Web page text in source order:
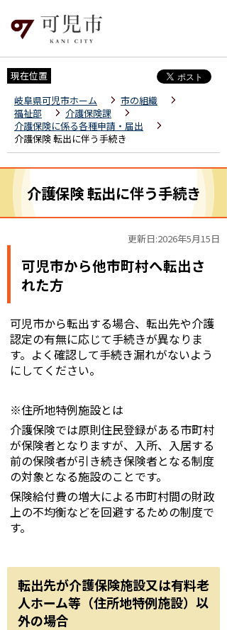
現在位置
岐阜県可児市ホーム
市の組織
福祉部
介護保険課
介護保険に係る各種申請・届出
介護保険 転出に伴う手続き
介護保険 転出に伴う手続き
更新日:2026年5月15日
可児市から他市町村へ転出さ
れた方
可児市から転出する場合、転出先や介護
認定の有無に応じて手続きが異なりま
す。よく確認して手続き漏れがないよう
にしてください。
※住所地特例施設とは
介護保険では原則住民登録がある市町村
が保険者となりますが、入所、入居する
前の保険者が引き続き保険者となる制度
の対象となる施設のことです。
保険給付費の増大による市町村間の財政
上の不均衡などを回避するための制度で
す。
転出先が介護保険施設又は有料老
人ホーム等（住所地特例施設）以
外の場合